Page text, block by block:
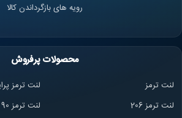
رویه های بازگرداندن کالا
محصولات پرفروش
لنت ترمز
لنت ترمز
لنت ترمز 206
لنت ترمز l 90